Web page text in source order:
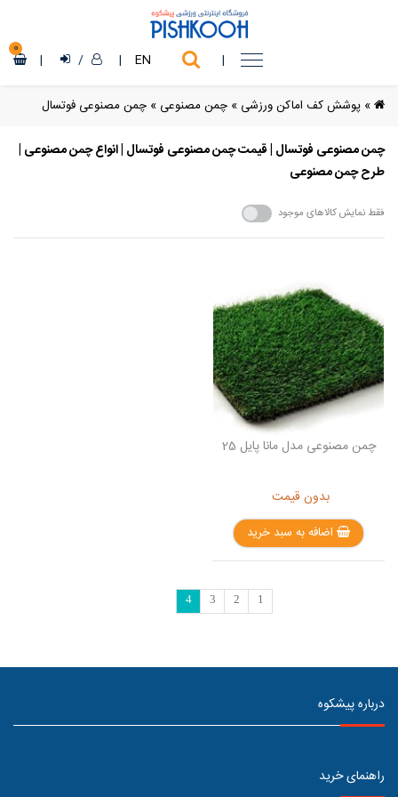
|
EN
|
/
|
0
» پوشش کف اماکن ورزشی » چمن مصنوعی » چمن مصنوعی فوتسال
چمن مصنوعی فوتسال | قیمت چمن مصنوعی فوتسال | انواع چمن مصنوعی |
طرح چمن مصنوعی
فقط نمایش کالاهای موجود
چمن مصنوعی مدل مانا پایل 25
بدون قیمت
اضافه به سبد خرید
1
2
3
4
درباره پیشکوه
راهنمای خرید